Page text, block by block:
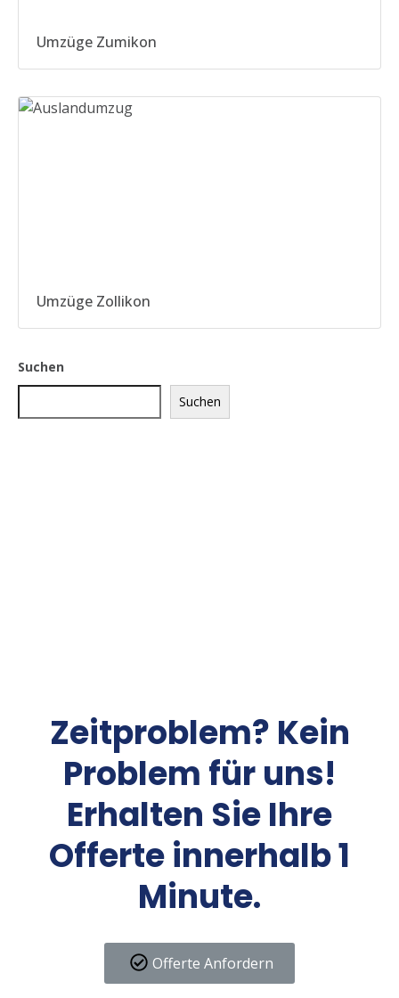
Umzüge Zumikon
Umzüge Zollikon
Suchen
Suchen
Zeitproblem? Kein
Problem für uns!
Erhalten Sie Ihre
Offerte innerhalb 1
Minute.
Offerte Anfordern